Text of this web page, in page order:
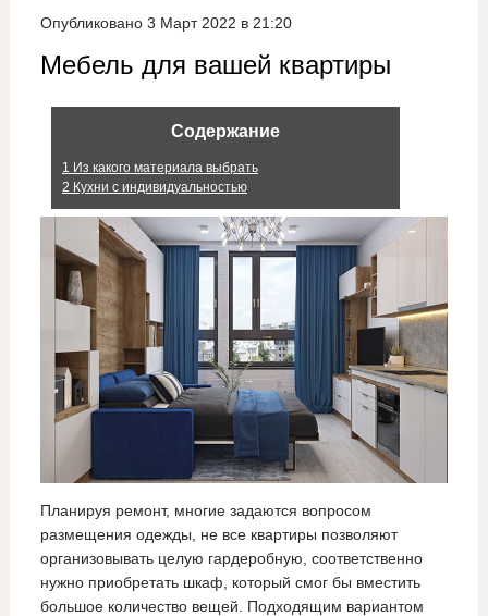
Опубликовано 3 Март 2022 в 21:20
Мебель для вашей квартиры
Содержание
1 Из какого материала выбрать
2 Кухни с индивидуальностью
Планируя ремонт, многие задаются вопросом
размещения одежды, не все квартиры позволяют
организовывать целую гардеробную, соответственно
нужно приобретать шкаф, который смог бы вместить
большое количество вещей. Подходящим вариантом